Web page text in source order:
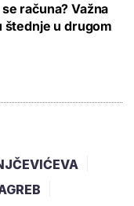
računa? Važna
štednje u drugom